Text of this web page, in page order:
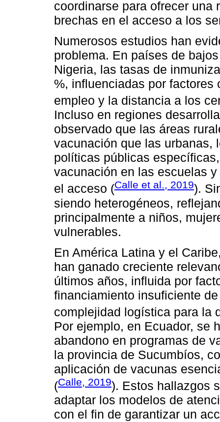
coordinarse para ofrecer una
brechas en el acceso a los
Numerosos estudios han
problema. En países de
Nigeria, las tasas de
%, influenciadas por
empleo y la distancia a los
Incluso en regiones
observado que las áreas
vacunación que las urbanas,
políticas públicas
vacunación en las escuelas
el acceso (Calle et al., 2019).
siendo heterogéneos,
principalmente a niños,
vulnerables.
En América Latina y el
han ganado creciente
últimos años, influida por
financiamiento insuficiente
complejidad logística para la
Por ejemplo, en Ecuador, se
abandono en programas de
la provincia de Sucumbíos,
aplicación de vacunas
(Calle, 2019). Estos hallazgos
adaptar los modelos de
con el fin de garantizar un